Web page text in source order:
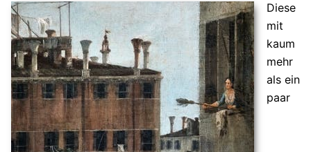
Diese
mit
kaum
mehr
als ein
paar